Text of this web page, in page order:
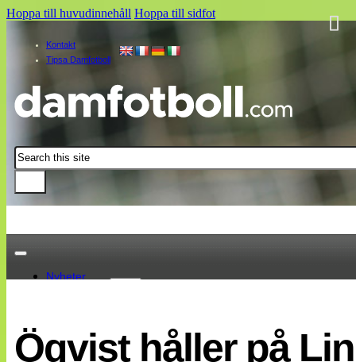
Hoppa till huvudinnehåll Hoppa till sidfot
Kontakt
Tipsa Damfotboll
Sök
Nyheter
Landslaget
EM 2013
Öqvist håller på